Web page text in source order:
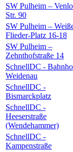
SW Pulheim –
Str. 90
SW Pulheim –
Flieder-Platz 16-18
SW Pulheim –
Zehnthofstraße 14
SchnellDC -
Weidenau
SchnellDC -
Bismarckplatz
SchnellDC -
Heeserstraße
(Wendehammer)
SchnellDC -
Kampenstraße